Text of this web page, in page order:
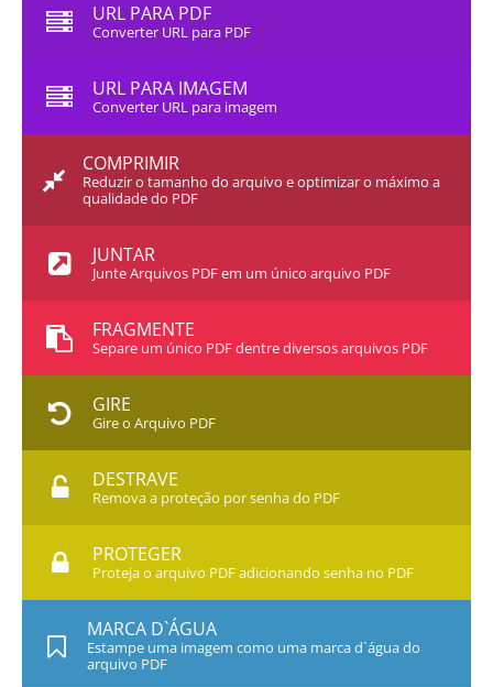
URL PARA PDF
Converter URL para PDF
URL PARA IMAGEM
Converter URL para imagem
COMPRIMIR
Reduzir o tamanho do arquivo e optimizar o máximo a
qualidade do PDF
JUNTAR
Junte Arquivos PDF em um único arquivo PDF
FRAGMENTE
Separe um único PDF dentre diversos arquivos PDF
GIRE
Gire o Arquivo PDF
DESTRAVE
Remova a proteção por senha do PDF
PROTEGER
Proteja o arquivo PDF adicionando senha no PDF
MARCA D`ÁGUA
Estampe uma imagem como uma marca d`água do
arquivo PDF